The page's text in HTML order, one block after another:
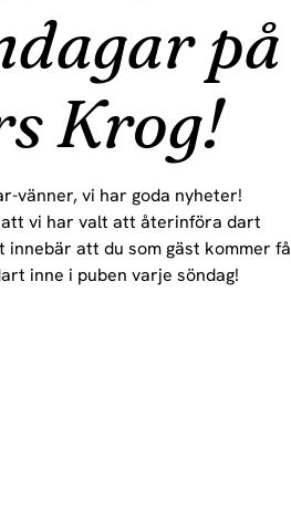
på
Krog!
vänner, vi har goda nyheter!
att vi har valt att återinföra dart
innebär att du som gäst kommer få
inne i puben varje söndag!